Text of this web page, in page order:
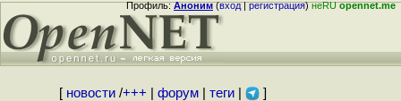
Профиль:Аноним(вход|регистрация)неRUopennet.me
[ новости/+++ форум| теги| ]